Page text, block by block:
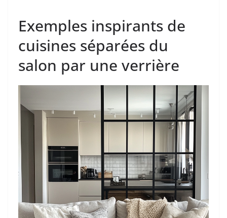
Exemples inspirants de
cuisines séparées du
salon par une verrière